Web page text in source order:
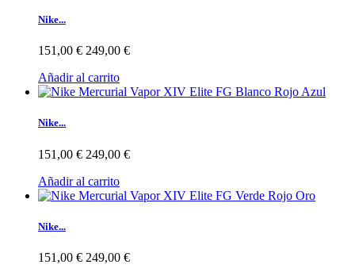
Nike...
151,00 € 249,00 €
Añadir al carrito
Nike...
151,00 € 249,00 €
Añadir al carrito
Nike...
151,00 € 249,00 €